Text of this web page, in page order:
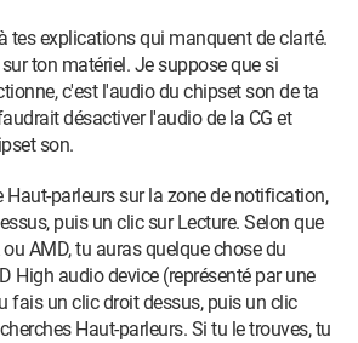
tes explications qui manquent de clarté.
ton matériel. Je suppose que si
c'est l'audio du chipset son de ta
désactiver l'audio de la CG et
son.
Haut-parleurs sur la zone de notification,
puis un clic sur Lecture. Selon que
AMD, tu auras quelque chose du
High audio device (représenté par une
fais un clic droit dessus, puis un clic
Haut-parleurs. Si tu le trouves, tu